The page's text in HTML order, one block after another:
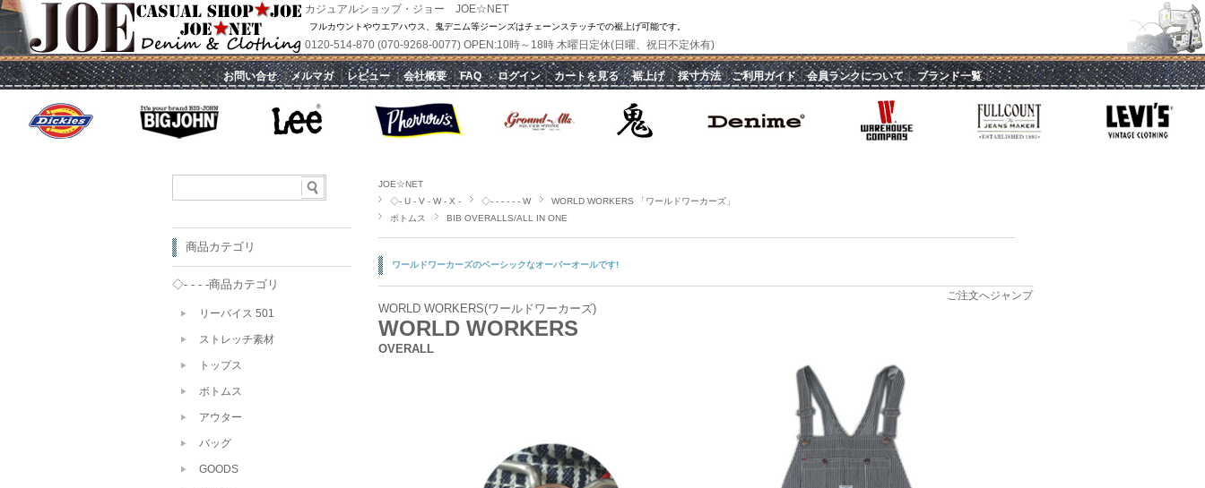
カジュアルショップ・ジョー JOE☆NET
フルカウントやウエアハウス、鬼デニム等ジーンズはチェーンステッチでの裾上げ可能です。
0120-514-870 (070-9268-0077) OPEN:10時～18時 木曜日定休(日曜、祝日不定休有)
｜お問い合せ｜メルマガ｜レビュー｜会社概要｜FAQ｜ログイン｜カートを見る｜裾上げ｜採寸方法｜ご利用ガイド｜会員ランクについて｜ブランド一覧｜
JOE☆NET
◇- U - V - W - X -
◇- - - - - - W
WORLD WORKERS 「ワールドワーカーズ」
ボトムス
BIB OVERALLS/ALL IN ONE
ワールドワーカーズのベーシックなオーバーオールです!
ご注文へジャンプ
WORLD WORKERS(ワールドワーカーズ)
WORLD WORKERS
OVERALL
商品カテゴリ
◇- - - -商品カテゴリ
リーバイス 501
ストレッチ素材
トップス
ボトムス
アウター
バッグ
GOODS